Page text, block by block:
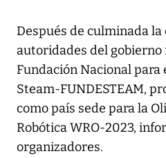
Después de culminada
autoridades del gobierno
Fundación Nacional para
Steam-FUNDESTEAM,
como país sede para la
Robótica WRO-2023,
organizadores.